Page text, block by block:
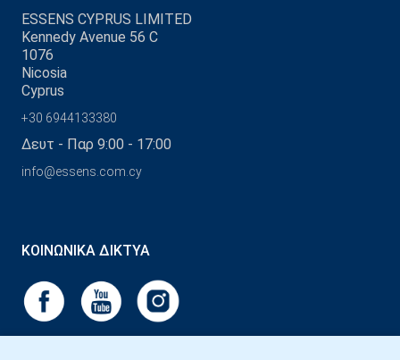
ESSENS CYPRUS LIMITED
Kennedy Avenue 56 C
1076
Nicosia
Cyprus
+30 6944133380
Δευτ - Παρ 9:00 - 17:00
info@essens.com.cy
ΚΟΙΝΩΝΙΚΆ ΔΊΚΤΥΑ